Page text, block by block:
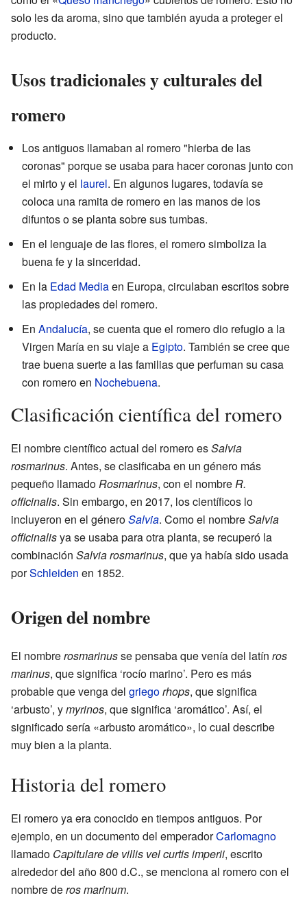
solo les da aroma, sino que también ayuda a proteger el
producto.
Usos tradicionales y culturales del
romero
Los antiguos llamaban al romero "hierba de las
coronas" porque se usaba para hacer coronas junto con
el mirto y el laurel. En algunos lugares, todavía se
coloca una ramita de romero en las manos de los
difuntos o se planta sobre sus tumbas.
En el lenguaje de las flores, el romero simboliza la
buena fe y la sinceridad.
En la Edad Mediaen Europa, circulaban escritos sobre
las propiedades del romero.
En Andalucía, se cuenta que el romero dio refugio a la
Virgen María en su viaje a Egipto. También se cree que
trae buena suerte a las familias que perfuman su casa
con romero en Nochebuena.
Clasificación científica del romero
El nombre científico actual del romero esSalvia
rosmarinus. Antes, se clasificaba en un género más
pequeño llamadoRosmarinus, con el nombreR.
officinalis. Sin embargo, en 2017, los científicos lo
incluyeron en el géneroSalvia. Como el nombreSalvia
officinalisya se usaba para otra planta, se recuperó la
combinación Salvia rosmarinus, que ya había sido usada
porSchleiden en 1852.
Origen del nombre
El nombrerosmarinusse pensaba que venía del latín ros
marinus, que significa ‘rocío marino’. Pero es más
probable que venga del griegorhops, que significa
‘arbusto’, ymyrinos, que significa ‘aromático’. Así, el
significado sería «arbusto aromático», lo cual describe
muy bien a la planta.
Historia del romero
El romero ya era conocido en tiempos antiguos. Por
ejemplo, en un documento del emperadorCarlomagno
llamado Capitulare de villis vel curtis imperii, escrito
alrededor del año 800 d.C., se menciona al romero con el
nombre deros marinum.